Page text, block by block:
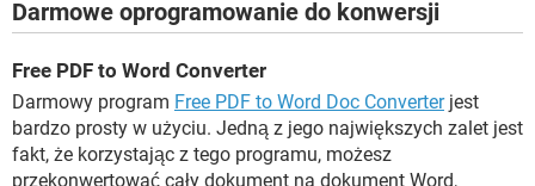
Darmowe oprogramowanie do konwersji
Free PDF to Word Converter
Darmowy program Free PDF to Word Doc Converterjest
bardzo prosty w użyciu. Jedną z jego największych zalet jest
fakt, że korzystając z tego programu, możesz
przekonwertować cały dokument na dokument Word,